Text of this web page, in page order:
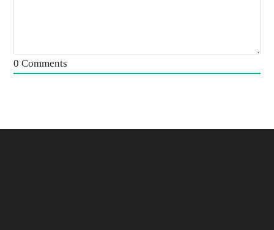
0 Comments